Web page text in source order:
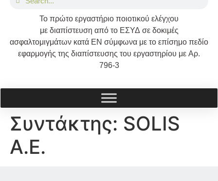
Το πρώτο εργαστήριο ποιοτικού ελέγχου
με διαπίστευση από το ΕΣΥΔ σε δοκιμές
ασφαλτομιγμάτων κατά ΕΝ σύμφωνα με το επίσημο πεδίο
εφαρμογής της διαπίστευσης του εργαστηρίου με Αρ.
796-3
Συντάκτης: SOLIS
Α.Ε.